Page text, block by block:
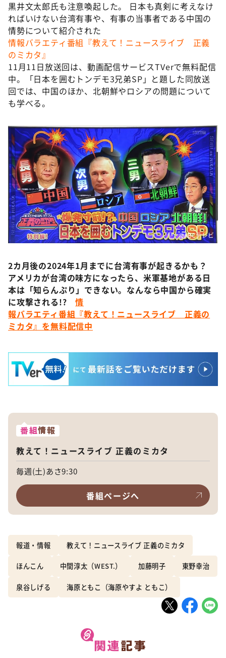
黒井文太郎氏も注意喚起した。 日本も真剣に考えなけ
ればいけない台湾有事や、有事の当事者である中国の
情勢について紹介された
情報バラエティ番組『教えて！ニュースライブ 正義
のミカタ』
11月11日放送回は、動画配信サービスTVerで無料配信
中。「日本を囲むトンデモ3兄弟SP」と題した同放送
回では、中国のほか、北朝鮮やロシアの問題について
も学べる。
©️ABCテレビ
2カ月後の2024年1月までに台湾有事が起きるかも？
アメリカが台湾の味方になったら、米軍基地がある日
本は「知らんぷり」できない。なんなら中国から確実
に攻撃される!?情
報バラエティ番組『教えて！ニュースライブ 正義の
ミカタ』を無料配信中
番組情報
教えて！ニュースライブ 正義のミカタ
毎週(土)あさ9:30
番組ページへ
報道・情報 教えて！ニュースライブ 正義のミカタ
ほんこん 中間淳太（WEST.） 加藤明子 東野幸治
泉谷しげる 海原ともこ（海原やすよ ともこ）